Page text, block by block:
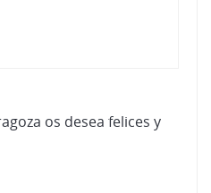
os desea felices y